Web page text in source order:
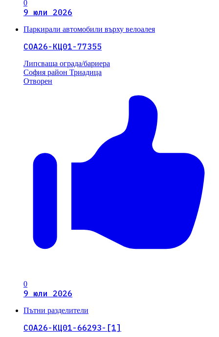
0
9 юли 2026
Паркирали автомобили върху велоалея
СОА26-КЦ01-77355
Липсваща ограда/бариера
София район Триадица
Отворен
0
9 юли 2026
Пътни разделители
СОА26-КЦ01-66293-[1]